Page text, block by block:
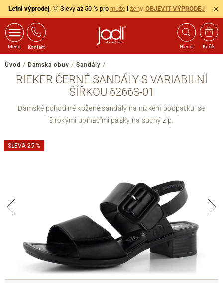
Letní výprodej. 🌞 Slevy až 50 % pro muže i ženy. OBJEVIT VÝPRODEJ
Menu Kontakt Hledat Košík
Úvod / Dámská obuv / Sandály /
RIEKER ČERNÉ SANDÁLY S VARIABILNÍ
ŠÍŘKOU 62663-01
Dámské pohodlné kožené sandály na nízkém podpatku, se
širokými upínacími pásky na suchý zip.
SLEVA 25 %